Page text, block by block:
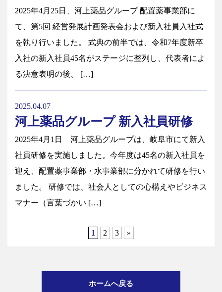
2025年4月25日、河上薬品グループ 配置薬事業部に
て、第5回 経営発展計画発表会および新入社員入社式
を執り行いました。 式典の前半では、令和7年度新卒
入社の新入社員45名がステージに整列し、代表者によ
る決意表明の後、 […]
2025.04.07
河上薬品グループ 新入社員研修
2025年4月1日 河上薬品グループは、岐阜市にて新入
社員研修を実施しました。今年度は45名の新入社員を
迎え、配置薬事業部・水事業部に分かれて研修を行い
ました。 研修では、社会人としての心構えやビジネス
マナー（言葉づかい […]
1 2 3 »
ホームへ戻る